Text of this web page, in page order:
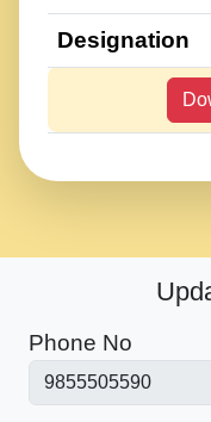
Designation
Phone No